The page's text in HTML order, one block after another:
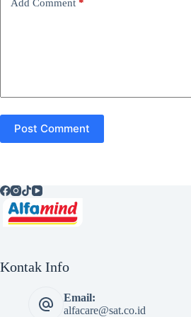
Add Comment *
Post Comment
Kontak Info
Email:
alfacare@sat.co.id